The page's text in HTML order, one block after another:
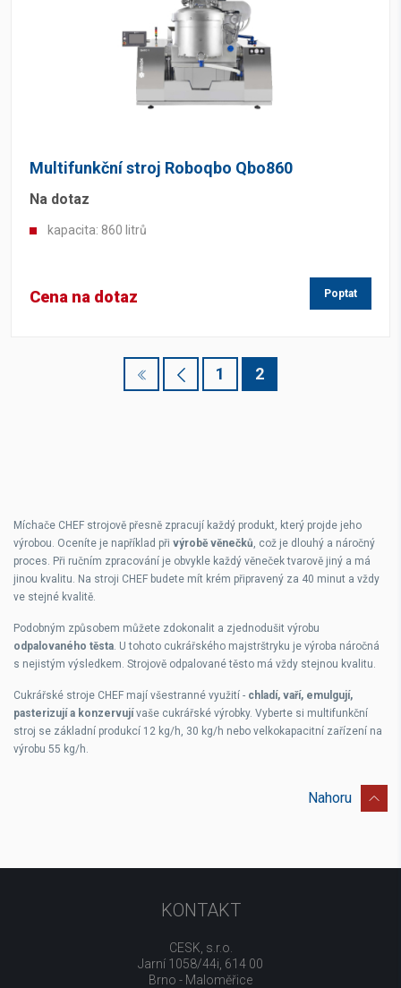
Multifunkční stroj Roboqbo Qbo860
Na dotaz
kapacita: 860 litrů
Cena na dotaz Poptat
1 2
Míchače CHEF strojově přesně zpracují každý produkt, který projde jeho
výrobou. Oceníte je například při výrobě věnečků, což je dlouhý a náročný
proces. Při ručním zpracování je obvykle každý věneček tvarově jiný a má
jinou kvalitu. Na stroji CHEF budete mít krém připravený za 40 minut a vždy
ve stejné kvalitě.
Podobným způsobem můžete zdokonalit a zjednodušit výrobu
odpalovaného těsta. U tohoto cukrářského majstrštryku je výroba náročná
s nejistým výsledkem. Strojově odpalované těsto má vždy stejnou kvalitu.
Cukrářské stroje CHEF mají všestranné využití - chladí, vaří, emulgují,
pasterizují a konzervují vaše cukrářské výrobky. Vyberte si multifunkční
stroj se základní produkcí 12 kg/h, 30 kg/h nebo velkokapacitní zařízení na
výrobu 55 kg/h.
Nahoru
KONTAKT
CESK, s.r.o.
Jarní 1058/44i, 614 00
Brno - Maloměřice